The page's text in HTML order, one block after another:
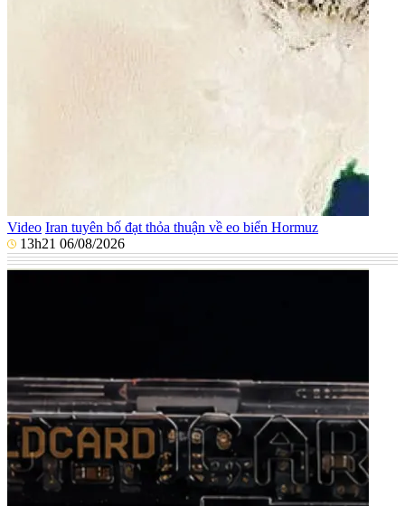
Video Iran tuyên bố đạt thỏa thuận về eo biển Hormuz
13h21 06/08/2026